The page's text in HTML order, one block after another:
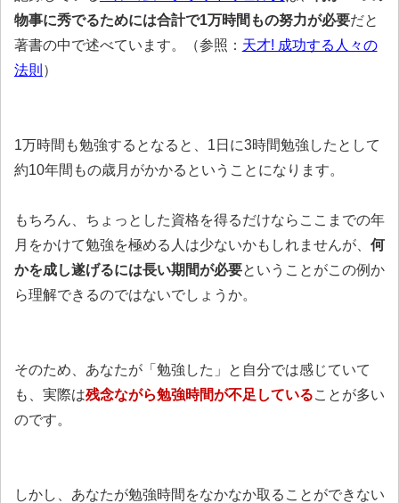
物事に秀でるためには合計で1万時間もの努力が必要だと
著書の中で述べています。（参照： 天才! 成功する人々の
法則 ）
1万時間も勉強するとなると、1日に3時間勉強したとして
約10年間もの歳月がかかるということになります。
もちろん、ちょっとした資格を得るだけならここまでの年
月をかけて勉強を極める人は少ないかもしれませんが、 何
かを成し遂げるには長い期間が必要ということがこの例か
ら理解できるのではないでしょうか。
そのため、あなたが「勉強した」と自分では感じていて
も、実際は残念ながら勉強時間が不足していることが多い
のです。
しかし、あなたが勉強時間をなかなか取ることができない